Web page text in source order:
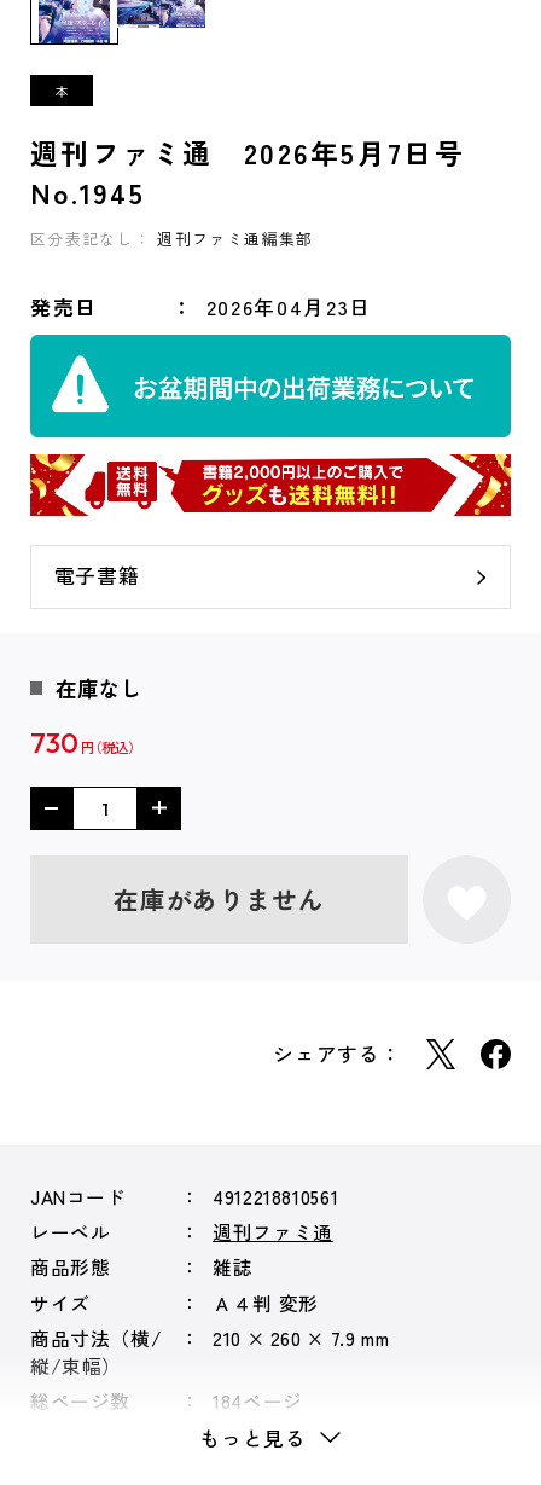
週刊ファミ通 2026年5月7日号
No.1945
区分表記なし： 週刊ファミ通編集部
発売日 2026年04月23日
電子書籍
在庫なし
730 円
在庫がありません
シェアする：
JANコード
4912218810561
レーベル
週刊ファミ通
商品形態
雑誌
サイズ
Ａ４判 変形
商品寸法（横/
縦/束幅）
210 × 260 × 7.9 mm
総ページ数 184ページ
もっと見る